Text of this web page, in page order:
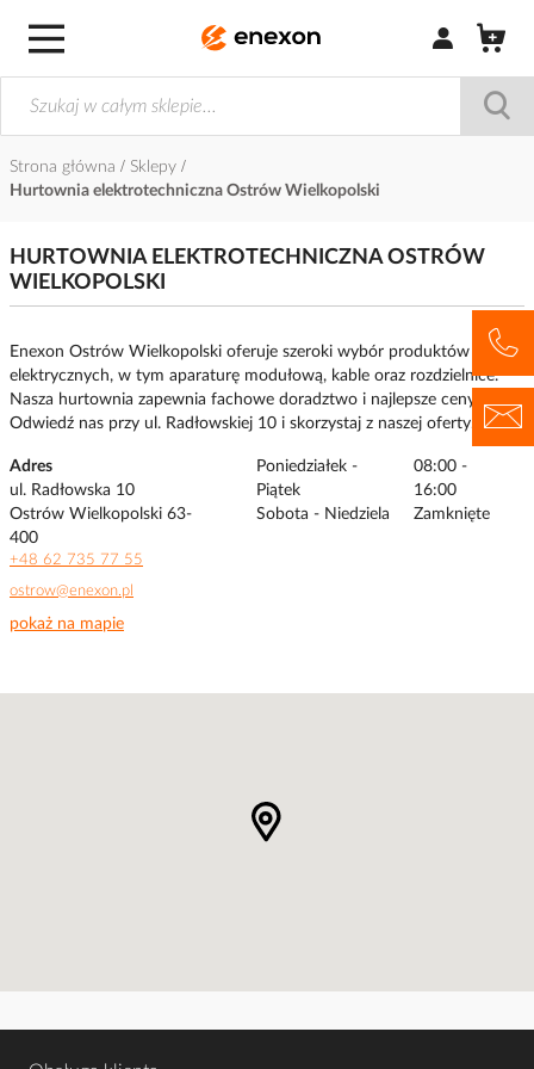
Zaloguj się /
Strona główna
Sklepy
Hurtownia elektrotechniczna Ostrów Wielkopolski
HURTOWNIA ELEKTROTECHNICZNA OSTRÓW
WIELKOPOLSKI
Enexon Ostrów Wielkopolski oferuje szeroki wybór produktów
elektrycznych, w tym aparaturę modułową, kable oraz rozdzielnice.
Nasza hurtownia zapewnia fachowe doradztwo i najlepsze ceny.
Odwiedź nas przy ul. Radłowskiej 10 i skorzystaj z naszej oferty.
Adres
ul. Radłowska 10
Ostrów Wielkopolski 63-
400
+48 62 735 77 55
ostrow@enexon.pl
pokaż na mapie
Poniedziałek -
Piątek
08:00 -
16:00
Sobota - Niedziela
Zamknięte